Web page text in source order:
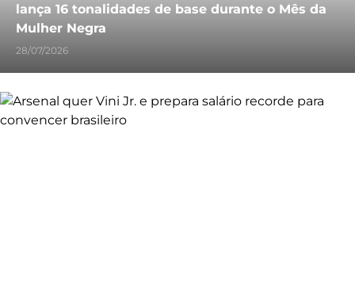
lança 16 tonalidades de base durante o Mês da
Mulher Negra
28/07/2026